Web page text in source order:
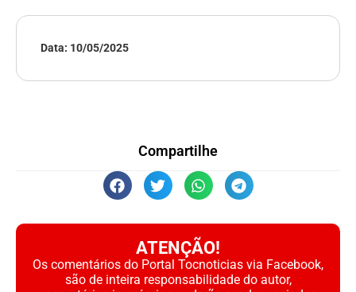
Data: 10/05/2025
Compartilhe
ATENÇÃO!
Os comentários do Portal Tocnoticias via Facebook,
são de inteira responsabilidade do autor,